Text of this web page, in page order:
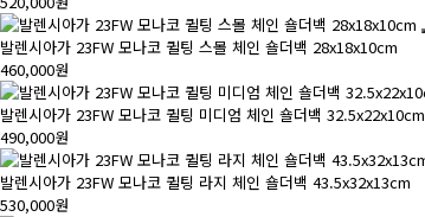
발렌시아가 23FW 모나코 퀼팅 스몰 체인 숄더백 28x18x10cm
460,000원
발렌시아가 23FW 모나코 퀼팅 미디엄 체인 숄더백 32.5x22x10cm
490,000원
발렌시아가 23FW 모나코 퀼팅 라지 체인 숄더백 43.5x32x13cm
530,000원